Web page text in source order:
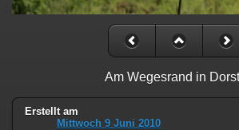
Am Wegesrand in
Erstellt am
Mittwoch 9 Juni 2010